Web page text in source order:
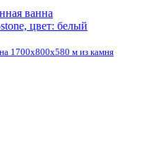
1700х800х580 м из камня